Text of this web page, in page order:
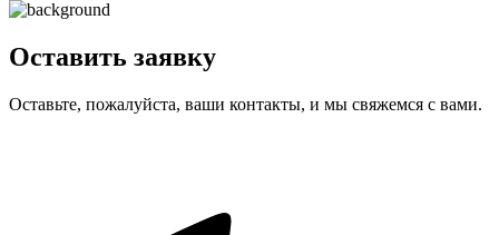
Оставить заявку
Оставьте, пожалуйста, ваши контакты, и мы свяжемся с вами.